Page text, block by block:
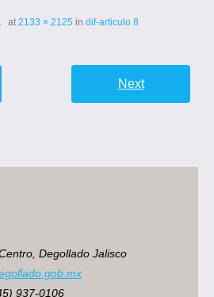
at2133 × 2125 in dif-articulo 8
Next
Degollado Jalisco
937-0106